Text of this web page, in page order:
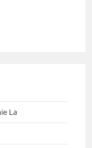
La